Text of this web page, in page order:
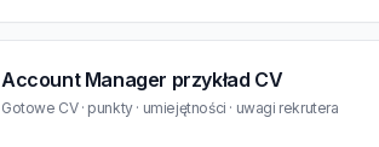
Account Manager przykład CV
Gotowe CV · punkty · umiejętności · uwagi rekrutera